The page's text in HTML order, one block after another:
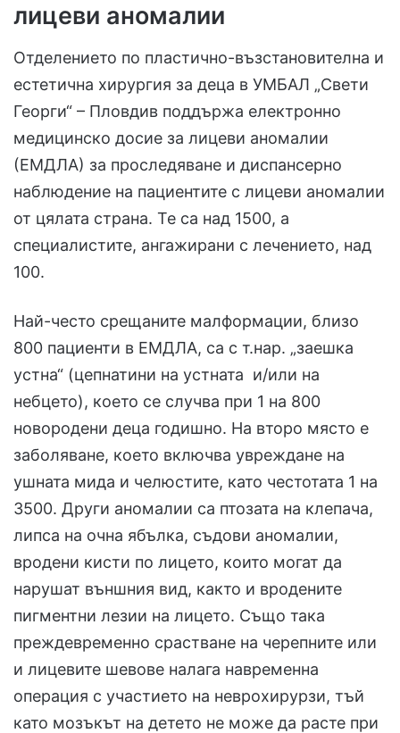
лицеви аномалии
Отделението по пластично-възстановителна и
естетична хирургия за деца в УМБАЛ „Свети
Георги“ – Пловдив поддържа електронно
медицинско досие за лицеви аномалии
(ЕМДЛА) за проследяване и диспансерно
наблюдение на пациентите с лицеви аномалии
от цялата страна. Те са над 1500, а
специалистите, ангажирани с лечението, над
100.
Най-често срещаните малформации, близо
800 пациенти в ЕМДЛА, са с т.нар. „заешка
устна“ (цепнатини на устната и/или на
небцето), което се случва при 1 на 800
новородени деца годишно. На второ място е
заболяване, което включва увреждане на
ушната мида и челюстите, като честотата 1 на
3500. Други аномалии са птозата на клепача,
липса на очна ябълка, съдови аномалии,
вродени кисти по лицето, които могат да
нарушат външния вид, както и вродените
пигментни лезии на лицето. Също така
преждевременно срастване на черепните или
и лицевите шевове налага навременна
операция с участието на неврохирурзи, тъй
като мозъкът на детето не може да расте при